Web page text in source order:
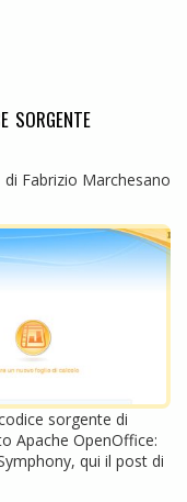
sorgente
di Fabrizio Marchesano
sorgente di
Apache OpenOffice:
qui il post di